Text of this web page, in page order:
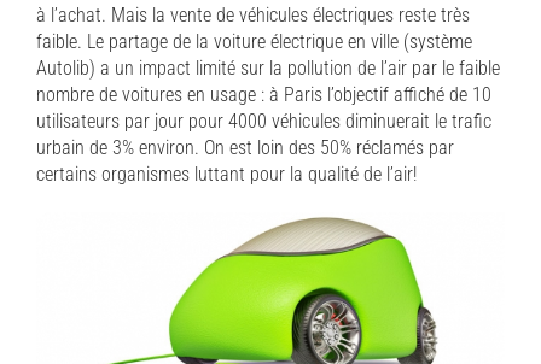
à l’achat. Mais la vente de véhicules électriques reste très
faible. Le partage de la voiture électrique en ville (système
Autolib) a un impact limité sur la pollution de l’air par le faible
nombre de voitures en usage : à Paris l’objectif affiché de 10
utilisateurs par jour pour 4000 véhicules diminuerait le trafic
urbain de 3% environ. On est loin des 50% réclamés par
certains organismes luttant pour la qualité de l’air!